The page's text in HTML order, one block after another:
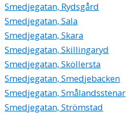
Smedjegatan, Rydsgård
Smedjegatan, Sala
Smedjegatan, Skara
Smedjegatan, Skillingaryd
Smedjegatan, Sköllersta
Smedjegatan, Smedjebacken
Smedjegatan, Smålandsstenar
Smedjegatan, Strömstad